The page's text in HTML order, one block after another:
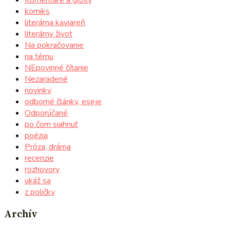
komiks
literárna kaviareň
literárny život
Na pokračovanie
na tému
NEpovinné čítanie
Nezaradené
novinky
odborné články, eseje
Odporúčané
po čom siahnuť
poézia
Próza, dráma
recenzie
rozhovory
ukáž sa
z poličky
Archív